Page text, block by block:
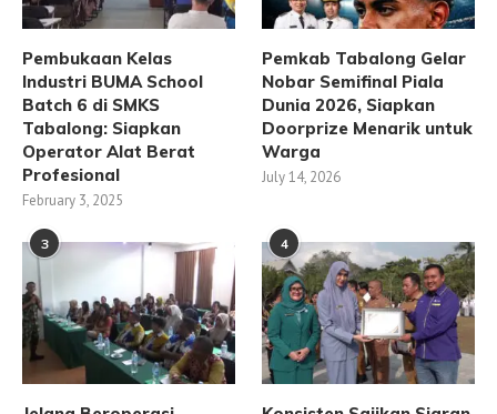
Pembukaan Kelas
Industri BUMA School
Batch 6 di SMKS
Tabalong: Siapkan
Operator Alat Berat
Profesional
February 3, 2025
Pemkab Tabalong Gelar
Nobar Semifinal Piala
Dunia 2026, Siapkan
Doorprize Menarik untuk
Warga
July 14, 2026
3 4